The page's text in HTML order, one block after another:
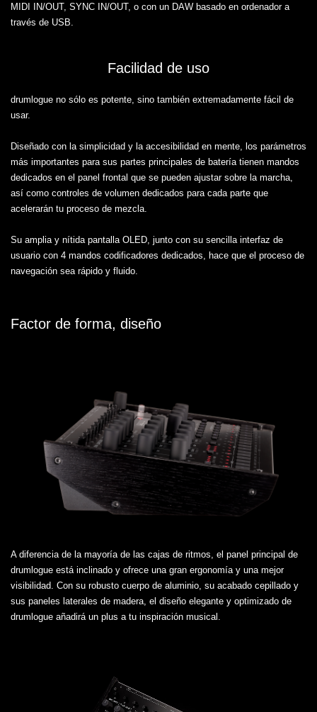
MIDI IN/OUT, SYNC IN/OUT, o con un DAW basado en ordenador a
través de USB.
Facilidad de uso
drumlogue no sólo es potente, sino también extremadamente fácil de
usar.
Diseñado con la simplicidad y la accesibilidad en mente, los parámetros
más importantes para sus partes principales de batería tienen mandos
dedicados en el panel frontal que se pueden ajustar sobre la marcha,
así como controles de volumen dedicados para cada parte que
acelerarán tu proceso de mezcla.
Su amplia y nítida pantalla OLED, junto con su sencilla interfaz de
usuario con 4 mandos codificadores dedicados, hace que el proceso de
navegación sea rápido y fluido.
Factor de forma, diseño
A diferencia de la mayoría de las cajas de ritmos, el panel principal de
drumlogue está inclinado y ofrece una gran ergonomía y una mejor
visibilidad. Con su robusto cuerpo de aluminio, su acabado cepillado y
sus paneles laterales de madera, el diseño elegante y optimizado de
drumlogue añadirá un plus a tu inspiración musical.